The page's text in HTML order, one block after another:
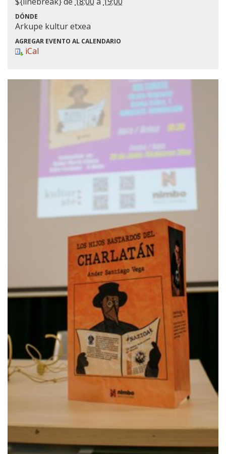
DÓNDE
Arkupe kultur etxea
AGREGAR EVENTO AL CALENDARIO
iCal